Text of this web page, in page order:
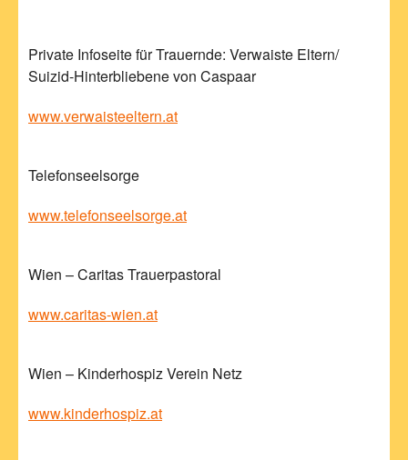
Private Infoseite für Trauernde: Verwaiste Eltern/
Suizid-Hinterbliebene von Caspaar
www.verwaisteeltern.at
Telefonseelsorge
www.telefonseelsorge.at
Wien – Caritas Trauerpastoral
www.caritas-wien.at
Wien – Kinderhospiz Verein Netz
www.kinderhospiz.at